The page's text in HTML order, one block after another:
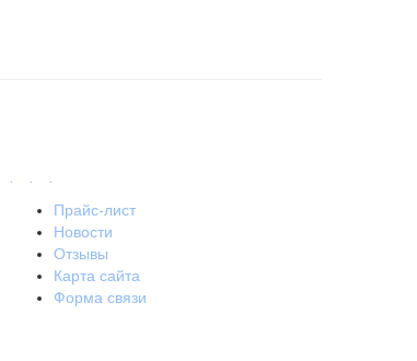
Прайс-лист
Новости
Отзывы
Карта сайта
Форма связи